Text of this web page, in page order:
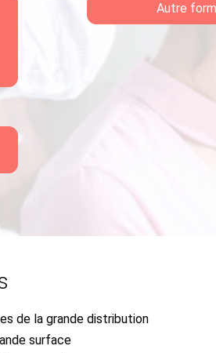
Autre
de la grande distribution
surface